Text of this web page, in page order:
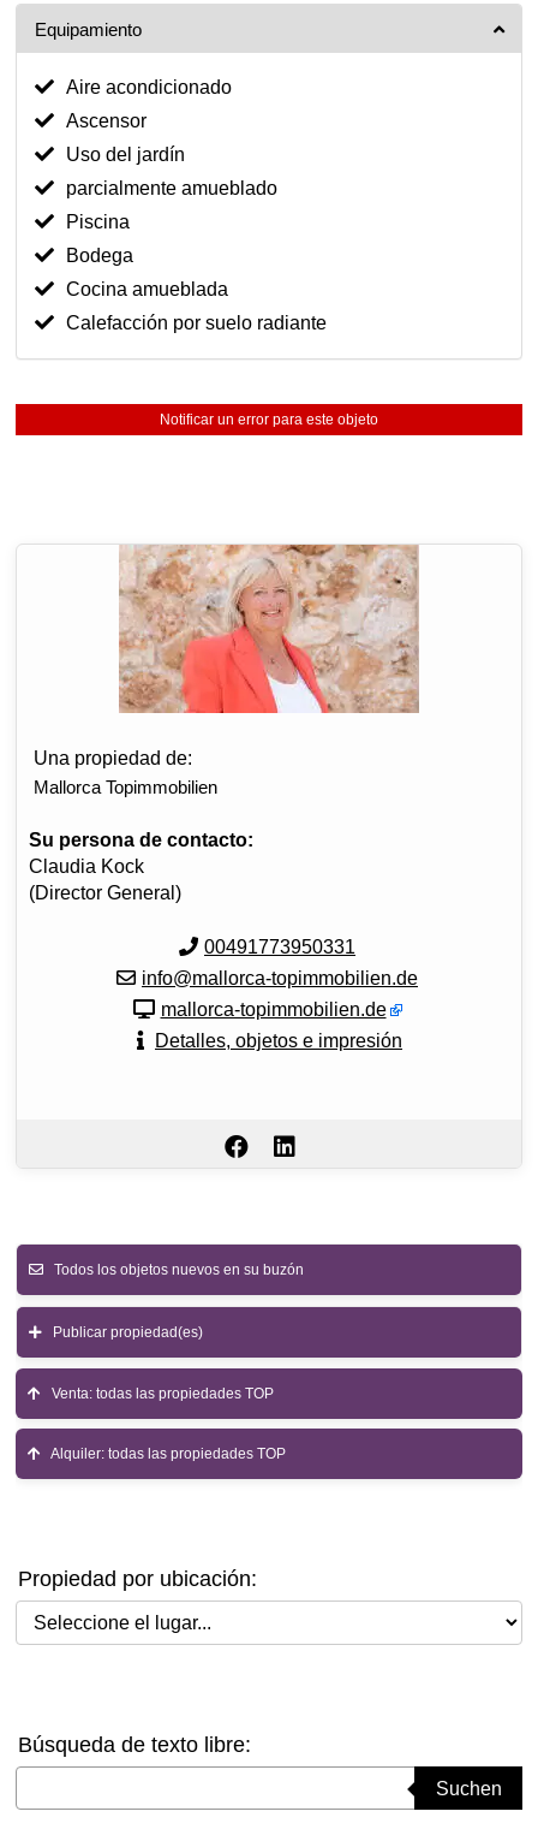
Equipamiento
Aire acondicionado
Ascensor
Uso del jardín
parcialmente amueblado
Piscina
Bodega
Cocina amueblada
Calefacción por suelo radiante
Notificar un error para este objeto
Una propiedad de:
Mallorca Topimmobilien
Su persona de contacto:
Claudia Kock
(Director General)
00491773950331
info@mallorca-topimmobilien.de
mallorca-topimmobilien.de
Detalles, objetos e impresión
Todos los objetos nuevos en su buzón
Publicar propiedad(es)
Venta: todas las propiedades TOP
Alquiler: todas las propiedades TOP
Propiedad por ubicación:
Seleccione el lugar
Búsqueda de texto libre:
Suchen